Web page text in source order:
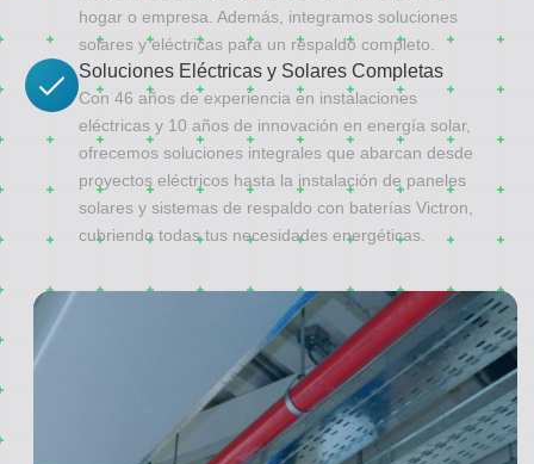
hogar o empresa. Además, integramos soluciones
solares y eléctricas para un respaldo completo.
Soluciones Eléctricas y Solares Completas
Con 46 años de experiencia en instalaciones
eléctricas y 10 años de innovación en energía solar,
ofrecemos soluciones integrales que abarcan desde
proyectos eléctricos hasta la instalación de paneles
solares y sistemas de respaldo con baterías Victron,
cubriendo todas tus necesidades energéticas.